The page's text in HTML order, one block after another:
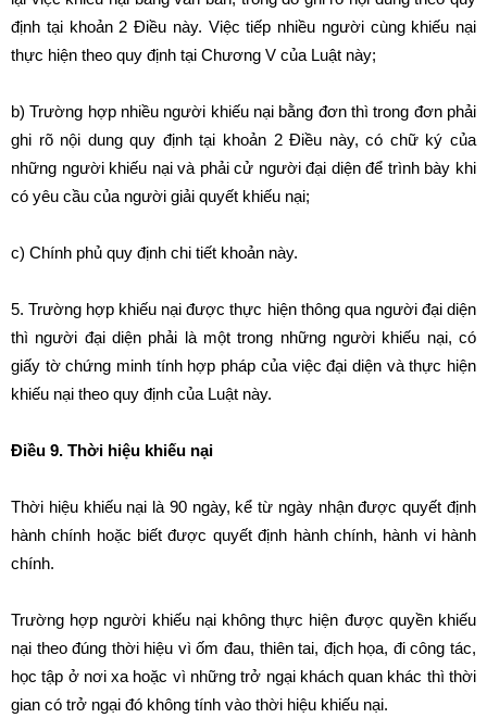
định tại khoản 2 Điều này. Việc tiếp nhiều người cùng khiếu nại
thực hiện theo quy định tại Chương V của Luật này;
b) Trường hợp nhiều người khiếu nại bằng đơn thì trong đơn phải
ghi rõ nội dung quy định tại khoản 2 Điều này, có chữ ký của
những người khiếu nại và phải cử người đại diện để trình bày khi
có yêu cầu của người giải quyết khiếu nại;
c) Chính phủ quy định chi tiết khoản này.
5. Trường hợp khiếu nại được thực hiện thông qua người đại diện
thì người đại diện phải là một trong những người khiếu nại, có
giấy tờ chứng minh tính hợp pháp của việc đại diện và thực hiện
khiếu nại theo quy định của Luật này.
Điều 9. Thời hiệu khiếu nại
Thời hiệu khiếu nại là 90 ngày, kể từ ngày nhận được quyết định
hành chính hoặc biết được quyết định hành chính, hành vi hành
chính.
Trường hợp người khiếu nại không thực hiện được quyền khiếu
nại theo đúng thời hiệu vì ốm đau, thiên tai, địch họa, đi công tác,
học tập ở nơi xa hoặc vì những trở ngại khách quan khác thì thời
gian có trở ngại đó không tính vào thời hiệu khiếu nại.